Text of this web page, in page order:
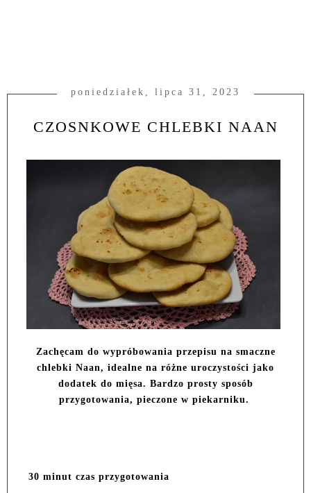
poniedziałek, lipca 31, 2023
CZOSNKOWE CHLEBKI NAAN
Zachęcam do wypróbowania przepisu na smaczne
chlebki Naan, idealne na różne uroczystości jako
dodatek do mięsa. Bardzo prosty sposób
przygotowania, pieczone w piekarniku.
30 minut czas przygotowania